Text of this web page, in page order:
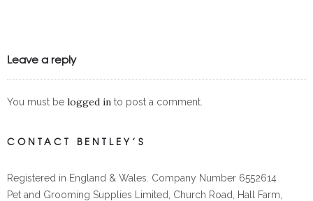
Leave a reply
You must be logged in to post a comment.
CONTACT BENTLEY’S
Registered in England & Wales. Company Number 6552614
Pet and Grooming Supplies Limited, Church Road, Hall Farm,